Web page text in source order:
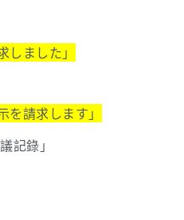
しました」
を請求します」
記錄 」